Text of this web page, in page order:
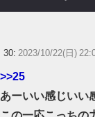
30: 2023/10/22(日)
>>25
あーいい感じいい
この一応こっち